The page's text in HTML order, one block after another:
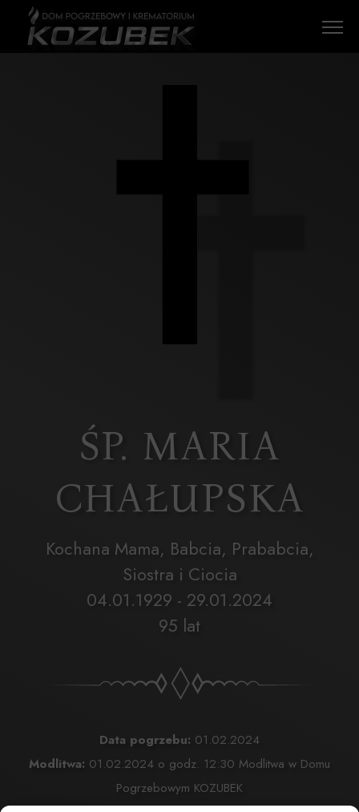
ŚP. MARIA
CHAŁUPSKA
Kochana Mama, Babcia, Prababcia,
Siostra i Ciocia
04.01.1929 - 29.01.2024
95 lat
Data pogrzebu: 01.02.2024
Modlitwa: 01.02.2024 o godz. 12:30 Modlitwa w Domu
Pogrzebowym KOZUBEK